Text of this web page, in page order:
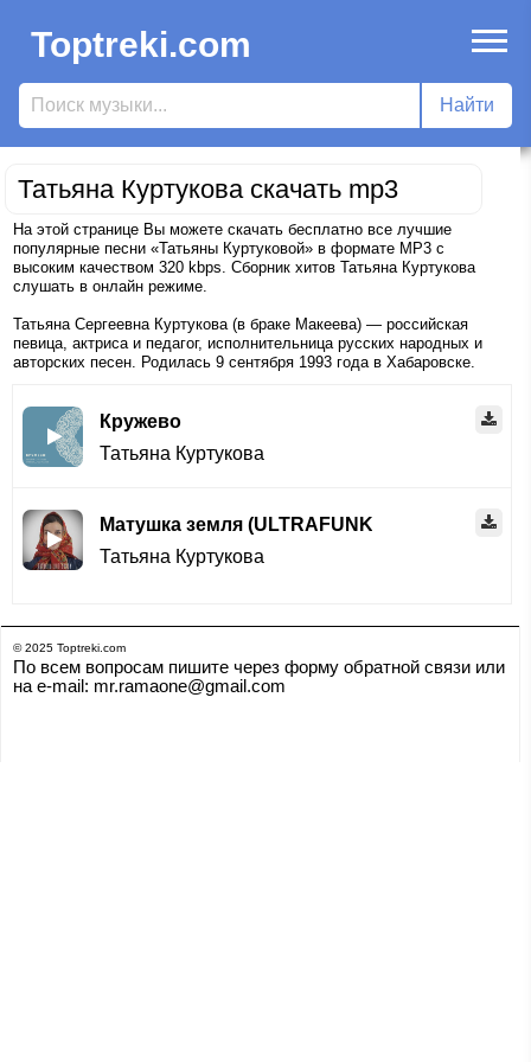
Toptreki.com
Татьяна Куртукова скачать mp3
На этой странице Вы можете скачать бесплатно все лучшие
популярные песни «Татьяны Куртуковой» в формате MP3 с
высоким качеством 320 kbps. Сборник хитов Татьяна Куртукова
слушать в онлайн режиме.
Татьяна Сергеевна Куртукова (в браке Макеева) — российская
певица, актриса и педагог, исполнительница русских народных и
авторских песен. Родилась 9 сентября 1993 года в Хабаровске.
Кружево
Татьяна Куртукова
Матушка земля (ULTRAFUNK Slowed Remix)
Татьяна Куртукова
© 2025 Toptreki.com
По всем вопросам пишите через форму обратной связи или
на e-mail: mr.ramaone@gmail.com